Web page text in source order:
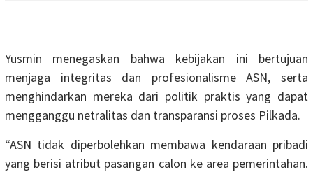
Yusmin menegaskan bahwa kebijakan ini bertujuan
menjaga integritas dan profesionalisme ASN, serta
menghindarkan mereka dari politik praktis yang dapat
mengganggu netralitas dan transparansi proses Pilkada.
“ASN tidak diperbolehkan membawa kendaraan pribadi
yang berisi atribut pasangan calon ke area pemerintahan.